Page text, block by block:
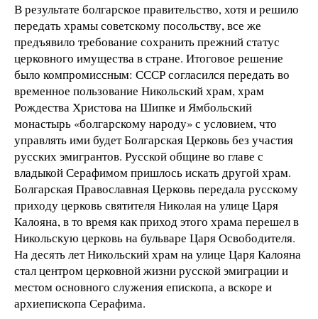
В результате болгарское правительство, хотя и решило
передать храмы советскому посольству, все же
предъявило требование сохранить прежний статус
церковного имущества в стране. Итоговое решение
было компромиссным: СССР согласился передать во
временное пользование Никольский храм, храм
Рождества Христова на Шипке и Ямбольский
монастырь «болгарскому народу» с условием, что
управлять ими будет Болгарская Церковь без участия
русских эмигрантов. Русской общине во главе с
владыкой Серафимом пришлось искать другой храм.
Болгарская Православная Церковь передала русскому
приходу церковь святителя Николая на улице Царя
Калояна, в то время как приход этого храма перешел в
Никольскую церковь на бульваре Царя Освободителя.
На десять лет Никольский храм на улице Царя Калояна
стал центром церковной жизни русской эмиграции и
местом основного служения епископа, а вскоре и
архиепископа Серафима.